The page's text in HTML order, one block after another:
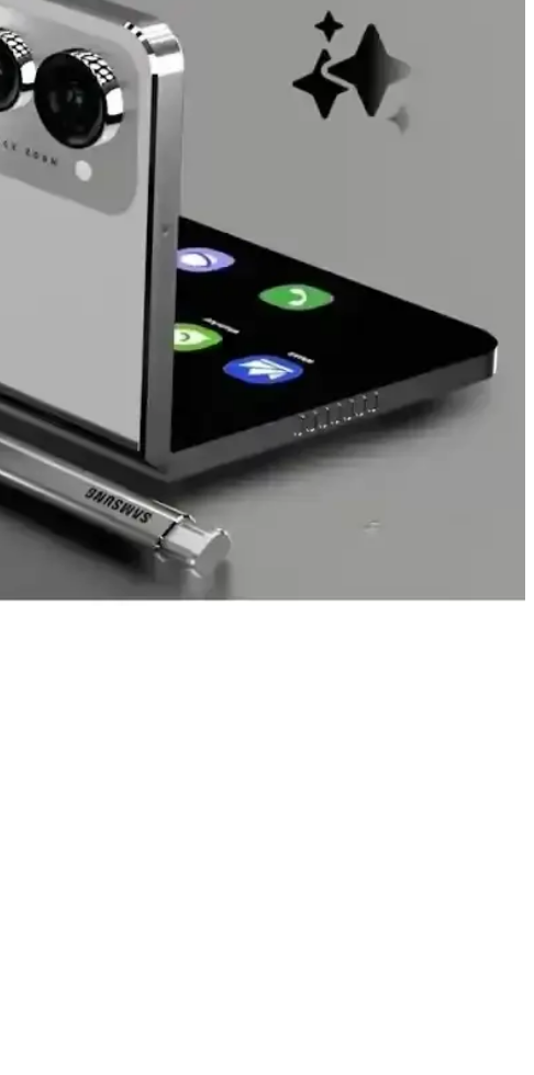
nadiren gerçekleşir. Basit ayarlarla riskler azaltılabilir.
güvenlik detayları ele alınıyor.
bağlantılıdır. Bu durum, teknoloji şirketlerinin krizlere uyum
riskleri oluşturuyor. ECC teknolojisi önemli bir koruma sağlasa da
Bu durum teknolojinin yaygınlaşmasını engelliyor.
ve güvenlik endişeleri teknolojinin yaygınlaşmasını etkiliyor.
yeni zorluklar getiriyor ve dayanıklılık araştırmaları gerektiriyor.